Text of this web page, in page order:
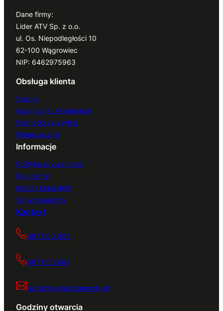
Dane firmy:
Lider ATV Sp. z o.o.
ul. Os. Niepodległości 10
62-100 Wągrowiec
NIP: 6462975963
Obsługa klienta
Zwroty
Gwarancja i reklamacje
Płatności i wysyłka
Finansowanie
Informacje
Polityka prywatności
Regulamin
Import pojazdów
Serwis quadów
Kontakt
667 000 083
667 000 084
biuro@dealerszamocin.pl
Godziny otwarcia